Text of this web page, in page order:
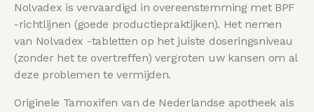
Nolvadex is vervaardigd in overeenstemming met BPF
-richtlijnen (goede productiepraktijken). Het nemen
van Nolvadex -tabletten op het juiste doseringsniveau
(zonder het te overtreffen) vergroten uw kansen om al
deze problemen te vermijden.
Originele Tamoxifen van de Nederlandse apotheek als